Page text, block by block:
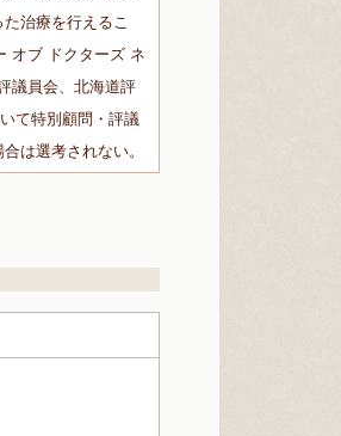
治療を行えるこ
オブ ドクターズ ネ
議員会、北海道評
て特別顧問・評議
は選考されない。